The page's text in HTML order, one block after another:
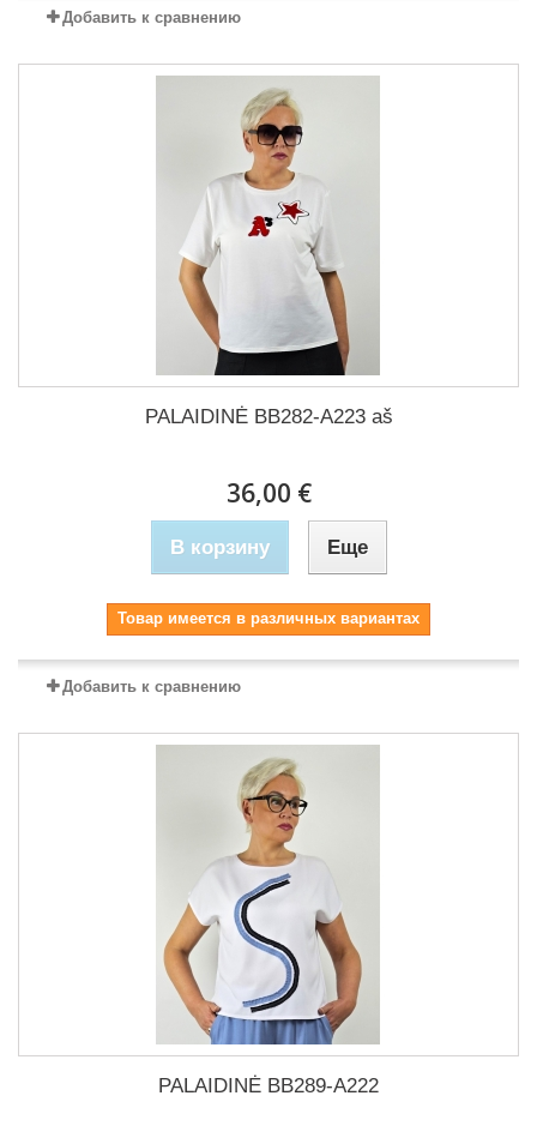
Добавить к сравнению
PALAIDINĖ BB282-A223 aš
36,00 €
В корзину Еще
Товар имеется в различных вариантах
Добавить к сравнению
PALAIDINĖ BB289-A222